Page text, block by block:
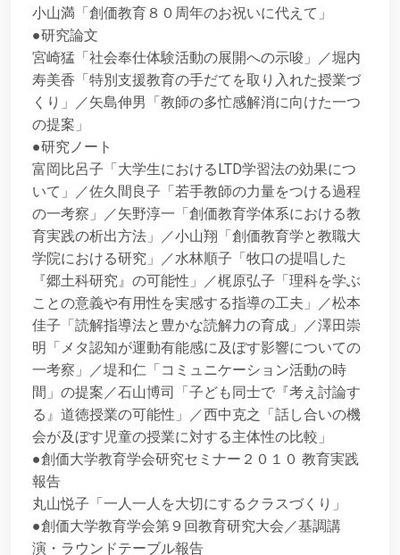
小山満「創価教育８０周年のお祝いに代えて」
●研究論文
宮崎猛「社会奉仕体験活動の展開への示唆」／堀内
寿美香「特別支援教育の手だてを取り入れた授業づ
くり」／矢島伸男「教師の多忙感解消に向けた一つ
の提案」
●研究ノート
富岡比呂子「大学生におけるLTD学習法の効果につ
いて」／佐久間良子「若手教師の力量をつける過程
の一考察」／矢野淳一「創価教育学体系における教
育実践の析出方法」／小山翔「創価教育学と教職大
学院における研究」／水林順子「牧口の提唱した
『郷土科研究』の可能性」／梶原弘子「理科を学ぶ
ことの意義や有用性を実感する指導の工夫」／松本
佳子「読解指導法と豊かな読解力の育成」／澤田崇
明「メタ認知が運動有能感に及ぼす影響についての
一考察」／堤和仁「コミュニケーション活動の時
間」の提案／石山博司「子ども同士で『考え討論す
る』道徳授業の可能性」／西中克之「話し合いの機
会が及ぼす児童の授業に対する主体性の比較」
●創価大学教育学会研究セミナー２０１０ 教育実践
報告
丸山悦子「一人一人を大切にするクラスづくり」
●創価大学教育学会第９回教育研究大会／基調講
演・ラウンドテーブル報告